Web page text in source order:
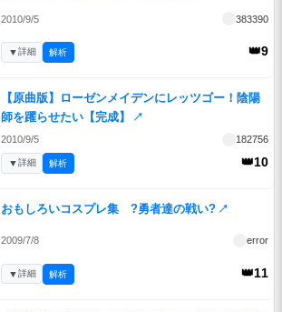
2010/9/5 383390
👑9
▼詳細 解析
【原曲版】ローゼンメイデンにレッツゴー！陰陽
師を躍らせたい【完成】
↗
2010/9/5 182756
👑10
▼詳細 解析
おもしろいコスプレ集 ?勇者達の戦い? ↗
2009/7/8 error
👑11
▼詳細 解析